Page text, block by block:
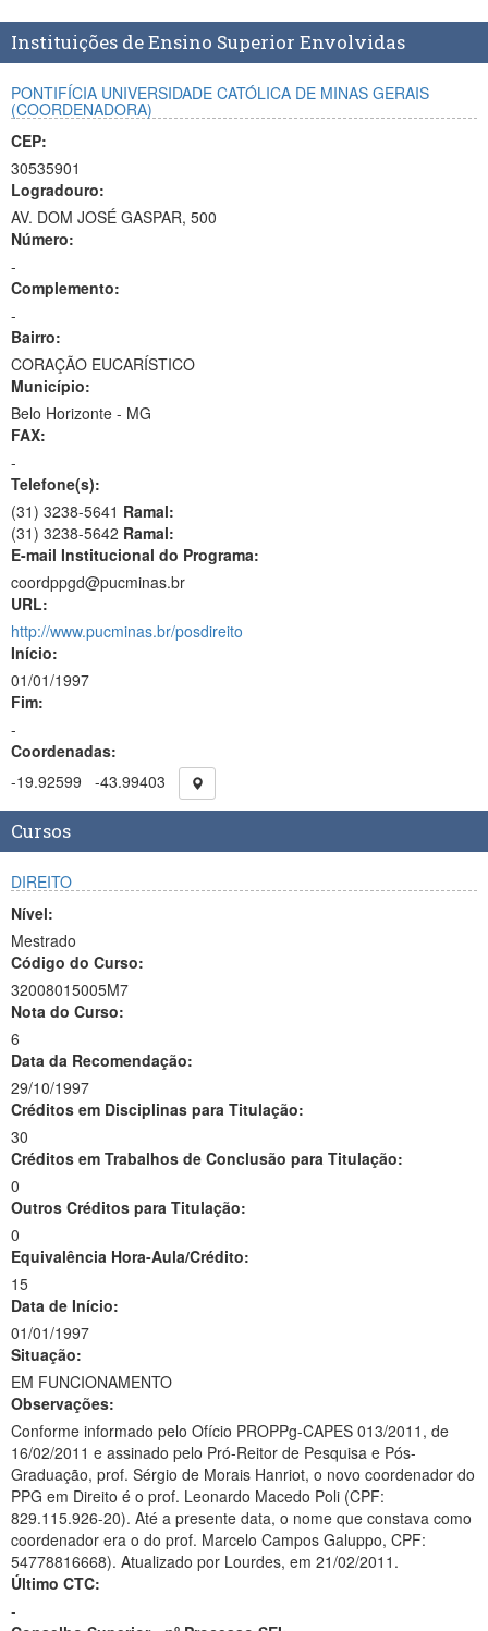
Instituições de Ensino Superior Envolvidas
PONTIFÍCIA UNIVERSIDADE CATÓLICA DE MINAS GERAIS
(COORDENADORA)
CEP:
30535901
Logradouro:
AV. DOM JOSÉ GASPAR, 500
Número:
-
Complemento:
-
Bairro:
CORAÇÃO EUCARÍSTICO
Município:
Belo Horizonte - MG
FAX:
-
Telefone(s):
(31) 3238-5641 Ramal:
(31) 3238-5642 Ramal:
E-mail Institucional do Programa:
coordppgd@pucminas.br
URL:
http://www.pucminas.br/posdireito
Início:
01/01/1997
Fim:
-
Coordenadas:
-19.92599
-43.99403
Cursos
DIREITO
Nível:
Mestrado
Código do Curso:
32008015005M7
Nota do Curso:
6
Data da Recomendação:
29/10/1997
Créditos em Disciplinas para Titulação:
30
Créditos em Trabalhos de Conclusão para Titulação:
0
Outros Créditos para Titulação:
0
Equivalência Hora-Aula/Crédito:
15
Data de Início:
01/01/1997
Situação:
EM FUNCIONAMENTO
Observações:
Conforme informado pelo Ofício PROPPg-CAPES 013/2011, de
16/02/2011 e assinado pelo Pró-Reitor de Pesquisa e Pós-
Graduação, prof. Sérgio de Morais Hanriot, o novo coordenador do
PPG em Direito é o prof. Leonardo Macedo Poli (CPF:
829.115.926-20). Até a presente data, o nome que constava como
coordenador era o do prof. Marcelo Campos Galuppo, CPF:
54778816668). Atualizado por Lourdes, em 21/02/2011.
Último CTC:
-